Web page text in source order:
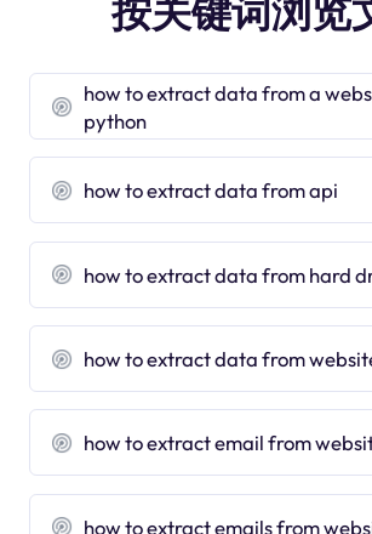
按关键词浏览
how to extract data from a
python
how to extract data from api
how to extract data from hard
how to extract data from
how to extract email from
how to extract emails from